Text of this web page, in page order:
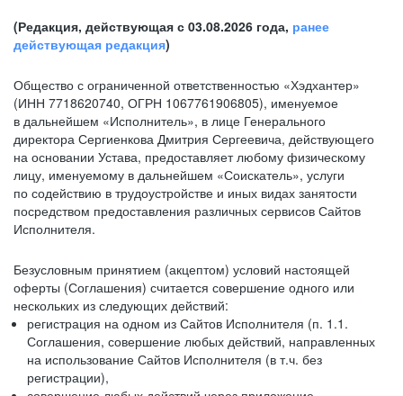
(Редакция, действующая с 03.08.2026 года, ранее
действующая редакция)
Общество с ограниченной ответственностью «Хэдхантер»
(ИНН 7718620740, ОГРН 1067761906805), именуемое
в дальнейшем «Исполнитель», в лице Генерального
директора Сергиенкова Дмитрия Сергеевича, действующего
на основании Устава, предоставляет любому физическому
лицу, именуемому в дальнейшем «Соискатель», услуги
по содействию в трудоустройстве и иных видах занятости
посредством предоставления различных сервисов Сайтов
Исполнителя.
Безусловным принятием (акцептом) условий настоящей
оферты (Соглашения) считается совершение одного или
нескольких из следующих действий:
регистрация на одном из Сайтов Исполнителя (п. 1.1.
Соглашения, совершение любых действий, направленных
на использование Сайтов Исполнителя (в т.ч. без
регистрации),